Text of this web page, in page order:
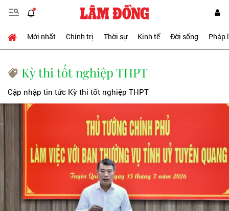
Mới nhất Chính trị Thời sự Kinh tế Đời sống Pháp
Kỳ thi tốt nghiệp THPT
Cập nhập tin tức Kỳ thi tốt nghiệp THPT